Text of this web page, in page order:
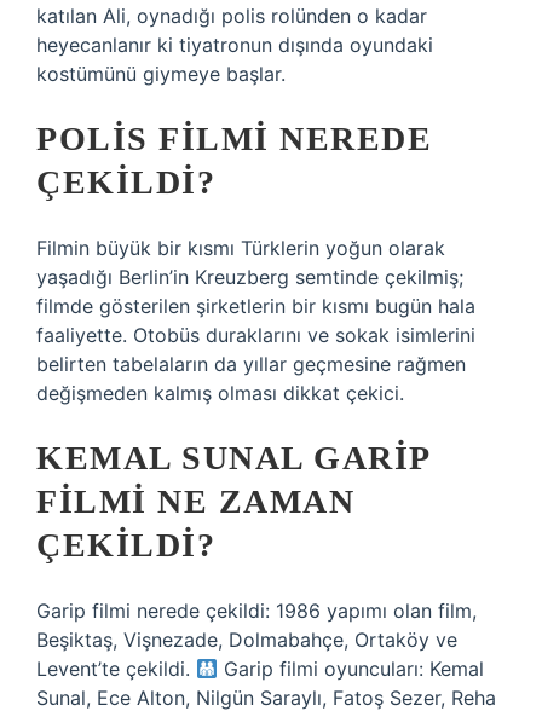
katılan Ali, oynadığı polis rolünden o kadar
heyecanlanır ki tiyatronun dışında oyundaki
kostümünü giymeye başlar.
POLIS FILMI NEREDE
ÇEKILDI?
Filmin büyük bir kısmı Türklerin yoğun olarak
yaşadığı Berlin’in Kreuzberg semtinde çekilmiş;
filmde gösterilen şirketlerin bir kısmı bugün hala
faaliyette. Otobüs duraklarını ve sokak isimlerini
belirten tabelaların da yıllar geçmesine rağmen
değişmeden kalmış olması dikkat çekici.
KEMAL SUNAL GARIP
FILMI NE ZAMAN
ÇEKILDI?
Garip filmi nerede çekildi: 1986 yapımı olan film,
Beşiktaş, Vişnezade, Dolmabahçe, Ortaköy ve
Levent’te çekildi.
Garip filmi oyuncuları: Kemal
Sunal, Ece Alton, Nilgün Saraylı, Fatoş Sezer, Reha